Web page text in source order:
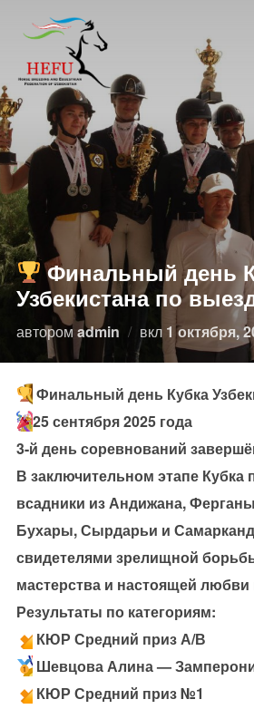
содержимому
Финальный день
Узбекистана по
авторомadmin вкл 1 октября,
Финальный день Кубка
25 сентября 2025 года
3-й день соревнований
В заключительном этапе Кубка
всадники из Андижана,
Бухары, Сырдарьи и
свидетелями зрелищной
мастерства и настоящей любви
Результаты по категориям:
КЮР Средний приз А/В
Шевцова Алина —
КЮР Средний приз №1